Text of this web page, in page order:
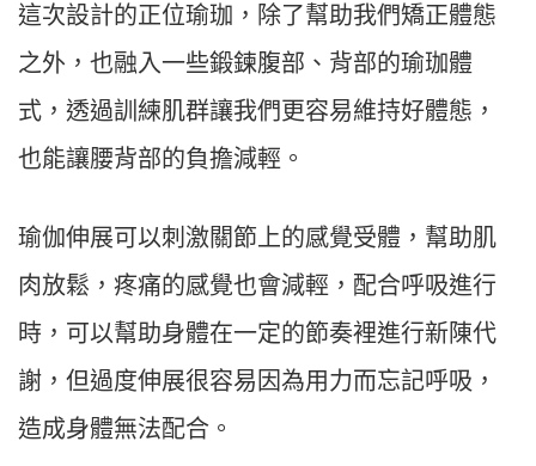
這次設計的正位瑜珈，除了幫助我們矯正體態
之外，也融入一些鍛鍊腹部、背部的瑜珈體
式，透過訓練肌群讓我們更容易維持好體態，
也能讓腰背部的負擔減輕。
瑜伽伸展可以刺激關節上的感覺受體，幫助肌
肉放鬆，疼痛的感覺也會減輕，配合呼吸進行
時，可以幫助身體在一定的節奏裡進行新陳代
謝，但過度伸展很容易因為用力而忘記呼吸，
造成身體無法配合。